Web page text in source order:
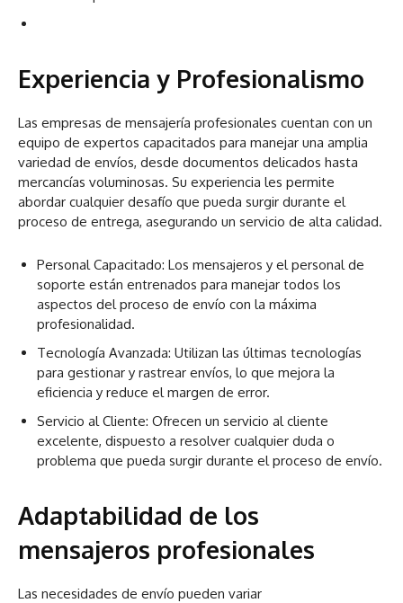
Experiencia y Profesionalismo
Las empresas de mensajería profesionales cuentan con un
equipo de expertos capacitados para manejar una amplia
variedad de envíos, desde documentos delicados hasta
mercancías voluminosas. Su experiencia les permite
abordar cualquier desafío que pueda surgir durante el
proceso de entrega, asegurando un servicio de alta calidad.
Personal Capacitado: Los mensajeros y el personal de
soporte están entrenados para manejar todos los
aspectos del proceso de envío con la máxima
profesionalidad.
Tecnología Avanzada: Utilizan las últimas tecnologías
para gestionar y rastrear envíos, lo que mejora la
eficiencia y reduce el margen de error.
Servicio al Cliente: Ofrecen un servicio al cliente
excelente, dispuesto a resolver cualquier duda o
problema que pueda surgir durante el proceso de envío.
Adaptabilidad de los
mensajeros profesionales
Las necesidades de envío pueden variar